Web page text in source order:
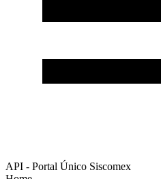
API - Portal Único Siscomex